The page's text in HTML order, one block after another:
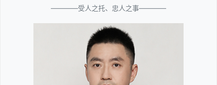
————受人之托、忠人之事————